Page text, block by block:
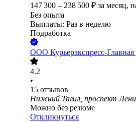
147 300 – 238 500 ₽ за месяц,
Без опыта
Выплаты: Раз в неделю
Подработка
ООО Курьерэкспресс-
4.2
•
15 отзывов
Нижний Тагил, проспект
Можно без резюме
Откликнуться